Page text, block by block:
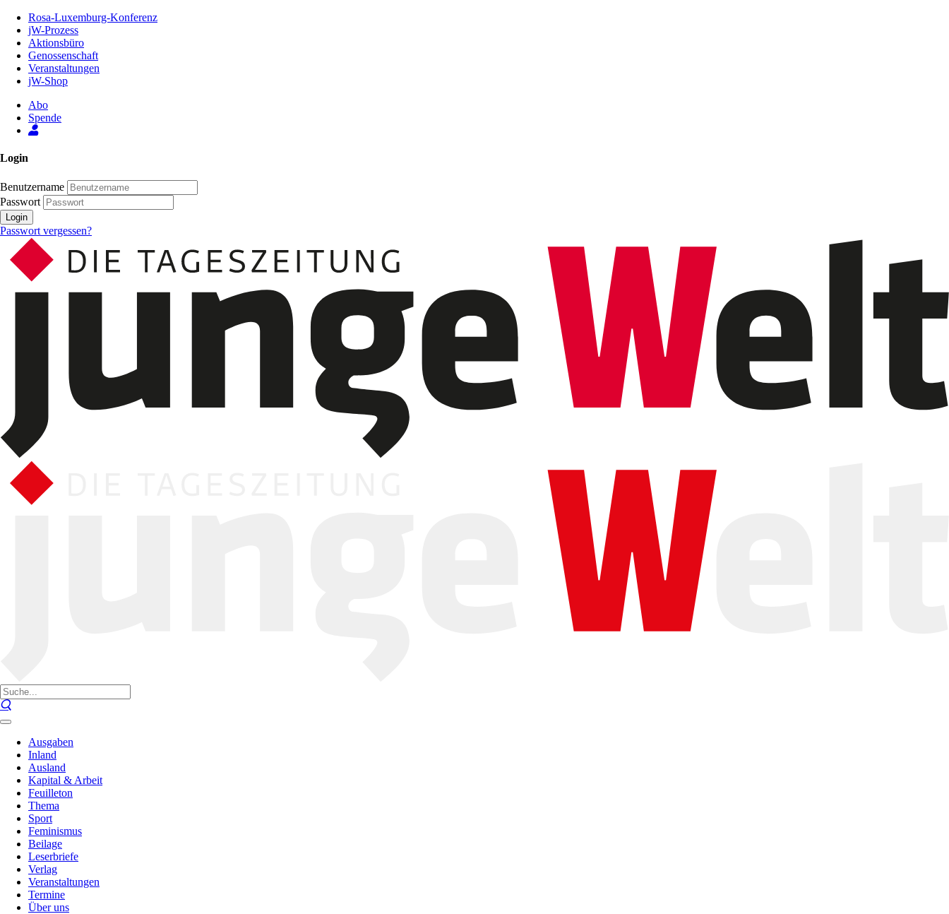
Inhalt
Seite
Rosa-Luxemburg-Konferenz
jW-Prozess
Aktionsbüro
Genossenschaft
Veranstaltungen
jW-Shop
Abo
Spende
Login
Benutzername
Passwort
Login
Passwort vergessen?
Ausgaben
Inland
Ausland
Kapital & Arbeit
Feuilleton
Thema
Sport
Feminismus
Beilage
Leserbriefe
Verlag
Veranstaltungen
Termine
Über uns